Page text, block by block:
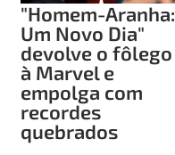
"Homem-Aranha:
Um Novo Dia"
devolve o fôlego
à Marvel e
empolga com
recordes
quebrados